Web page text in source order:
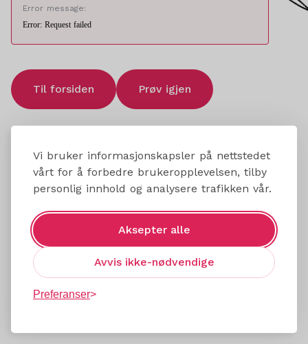
Vi bruker informasjonskapsler på nettstedet
vårt for å forbedre brukeropplevelsen, tilby
personlig innhold og analysere trafikken vår.
Aksepter alle
Avvis ikke-nødvendige
Preferanser
Error message:
Error: Request failed
Til forsiden Prøv igjen